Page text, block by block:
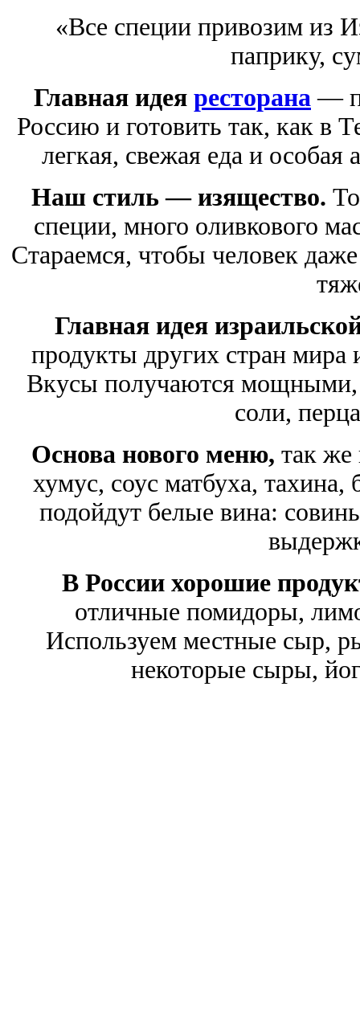
«Все специи привозим из
паприку,
Главная идея ресторана —
Россию и готовить так, как в
легкая, свежая еда и
Наш стиль — изящество.
специи, много оливкового
Стараемся, чтобы человек
Главная идея
продукты других стран
Вкусы получаются
соли,
Основа нового меню, так же
хумус, соус матбуха,
подойдут белые вина:
В России хорошие
отличные помидоры,
Используем местные сыр,
некоторые сыры,